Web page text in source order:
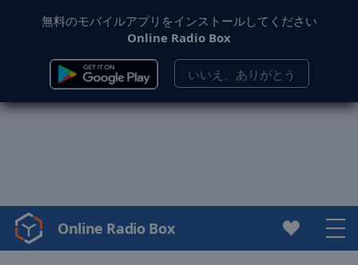
無料のモバイルアプリをインストールしてください
Online Radio Box
いいえ、ありがとう
Video
Player
Online Radio Box